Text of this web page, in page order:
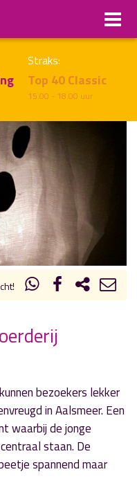
Straks:
Top 40 Classic
15.00 - 18.00 uur
delen
bezoekers lekker
in Aalsmeer. Een
waarbij de jonge
staan. De
spannend maar